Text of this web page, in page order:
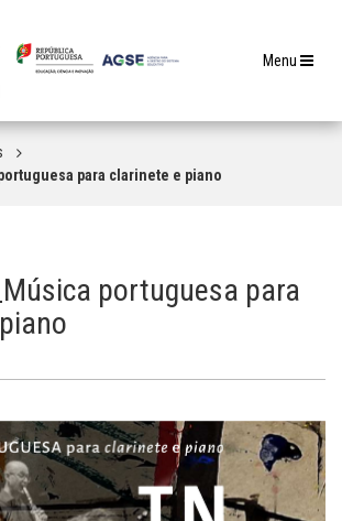
Toggle
Menu
para clarinete e piano
portuguesa para